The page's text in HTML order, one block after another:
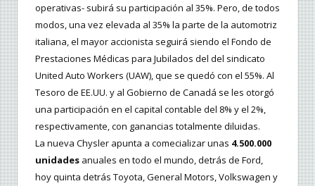
operativas- subirá su participación al 35%. Pero, de todos
modos, una vez elevada al 35% la parte de la automotriz
italiana, el mayor accionista seguirá siendo el Fondo de
Prestaciones Médicas para Jubilados del del sindicato
United Auto Workers (UAW), que se quedó con el 55%. Al
Tesoro de EE.UU. y al Gobierno de Canadá se les otorgó
una participación en el capital contable del 8% y el 2%,
respectivamente, con ganancias totalmente diluidas.
La nueva Chysler apunta a comecializar unas 4.500.000
unidades anuales en todo el mundo, detrás de Ford,
hoy quinta detrás Toyota, General Motors, Volkswagen y